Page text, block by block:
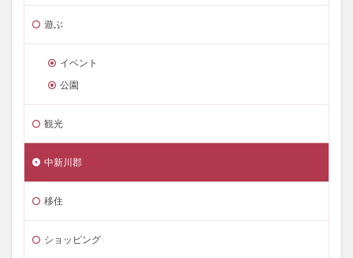
遊ぶ
イベント
公園
観光
中新川郡
移住
ショッピング